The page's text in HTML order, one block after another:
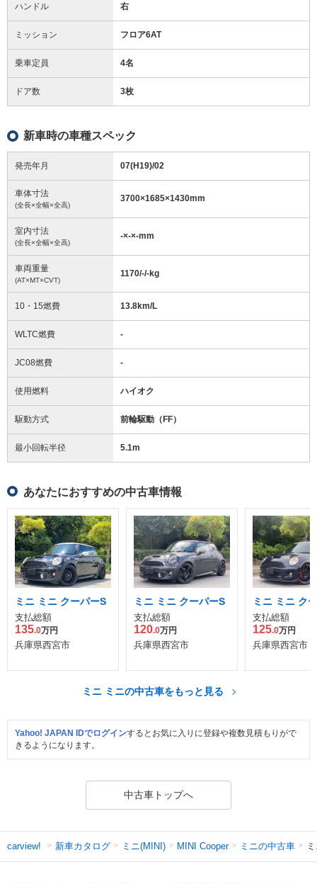
ハンドル 右
ミッション フロア6AT
乗車定員 4名
ドア数 3枚
新車時の車種スペック
発売年月 07(H19)/02
車体寸法
(全長×全幅×全高)
3700×1685×1430mm
室内寸法
(全長×全幅×全高)
-×-×-mm
車両重量
(AT×MT×CVT)
1170/-/-kg
10・15燃費 13.8km/L
WLTC燃費 -
JC08燃費 -
使用燃料 ハイオク
駆動方式 前輪駆動（FF）
最小回転半径 5.1m
あなたにおすすめの中古車情報
ミニ ミニ クーパーS
支払総額
135.0万円
兵庫県西宮市
ミニ ミニ クーパーS
支払総額
120.0万円
兵庫県西宮市
ミニ ミニ ク
支払総額
125.0万円
兵庫県西宮市
ミニ ミニの中古車をもっと見る
Yahoo! JAPAN IDでログインするとお気に入りに登録や複数見積もりがで
きるようになります。
中古車トップへ
carview! 新車カタログ ミニ(MINI) MINI Cooper ミニの中古車